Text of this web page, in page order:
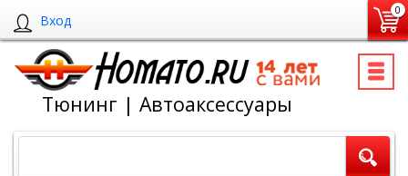
Вход
0
Тюнинг | Автоаксессуары